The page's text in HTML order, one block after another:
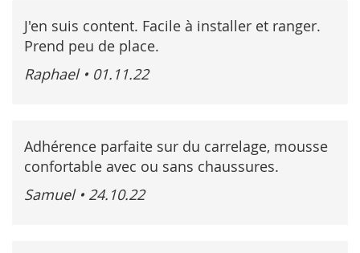
J'en suis content. Facile à installer et ranger.
Prend peu de place.
Raphael • 01.11.22
Adhérence parfaite sur du carrelage, mousse
confortable avec ou sans chaussures.
Samuel • 24.10.22